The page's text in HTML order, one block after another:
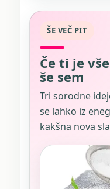
ŠE VEČ PIT
Če ti je
še sem
Tri sorodne
se lahko iz
kakšna nova